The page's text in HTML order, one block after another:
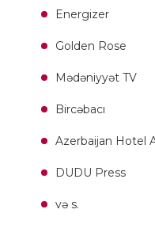
Energizer
Golden Rose
Mədəniyyət TV
Bircəbacı
Azerbaijan Hotel
DUDU Press
və s.